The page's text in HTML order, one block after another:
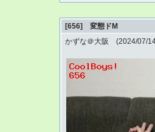
[656] 変態ドM
かずな＠大阪 (2024/07/